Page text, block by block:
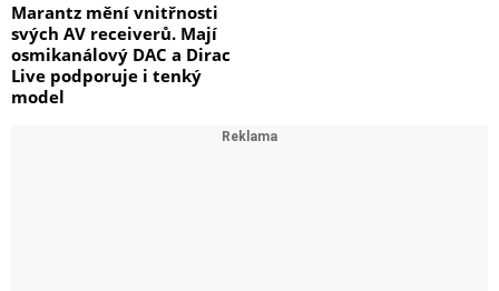
Marantz mění vnitřnosti
svých AV receiverů. Mají
osmikanálový DAC a Dirac
Live podporuje i tenký
model